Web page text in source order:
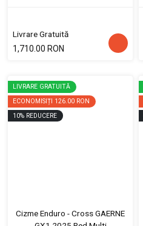
Livrare Gratuită
1,710.00 RON
LIVRARE GRATUITĂ
ECONOMISIȚI 126.00 RON
10% REDUCERE
Cizme Enduro - Cross GAERNE